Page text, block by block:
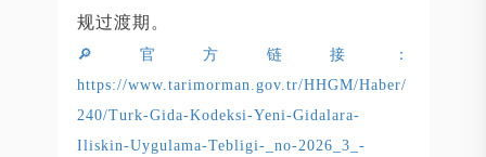
规过渡期。
🔎官方链接：
https://www.tarimorman.gov.tr/HHGM/Haber/
240/Turk-Gida-Kodeksi-Yeni-Gidalara-
Iliskin-Uygulama-Tebligi-_no-2026_3_-